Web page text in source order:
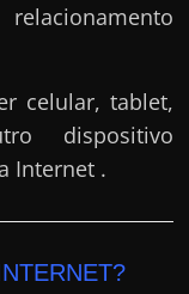
celular, tablet,
dispositivo
Internet .